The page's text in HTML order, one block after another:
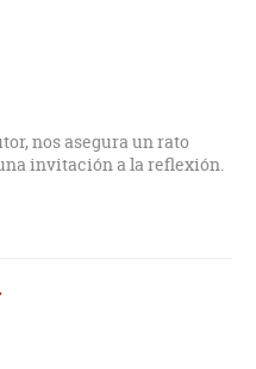
nos asegura un rato
invitación a la reflexión.